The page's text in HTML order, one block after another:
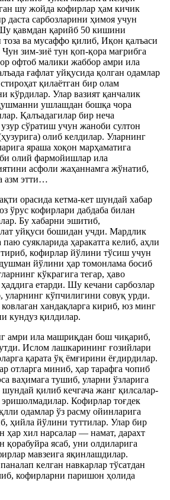
шу жойда кофирлар ҳам кичик
даста сарбозларини ҳимоя учун
қавмдан қарийб 50 кишини
ва мусаффо қилиб, Иқон қалъаси
зим-зиё тун қоп-қора мағрибга
офтоб малики жаббор амри ила
ғафлат уйқусида қолган одамлар
қилаётган бир олам
кўрдилар. Улар вазият қанчалик
ушлашдан бошқа чора
Қалъадагилар бир неча
сўратиш учун жаноби султон
олиб келдилар. Уларнинг
яраша хоқон марҳаматига
олий фармойишлар ила
асфоли жаҳаннамга жўнатиб,
азм этти…
орасида кетма-кет шундай хабар
ўрус кофирлари дабдаба билан
Бу хабарни эшитиб,
уйқуси бошидан учди. Мардлик
суякларида ҳаракатга келиб, аҳли
кофирлар йўлини тўсиш учун
йўлини ҳар томонлама босиб
кўкрагига тегар, ҳаво
етарди. Шу кечани сарбозлар
уларнинг кўпчилигини совуқ урди.
хандақларга кириб, юз минг
кундуз қилдилар.
амри ила машриқдан бош чиқариб,
Ислом лашкарининг ғозийлари
қарата ўқ ёмғирини ёғдирдилар.
отларга миниб, ҳар тарафга чопиб
ваҳимага тушиб, уларни ўзларига
қилиб кечгача жанг қилсалар-
эришолмадилар. Кофирлар тоғдек
одамлар ўз расму ойинларига
ҳийла йўлини туттилар. Улар бир
ҳар хил нарсалар — намат, дарахт
қорабуйра ясаб, уни олдиларига
мавзеига яқинлашдилар.
келган навкарлар тўсатдан
кофирларни паришон ҳолида